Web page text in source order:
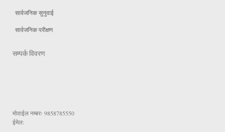
सार्वजनिक सुनुवाई
सार्वजनिक परीक्षण
सम्पर्क विवरण
मोवाईल नम्बरः 9858785550
ईमेल: